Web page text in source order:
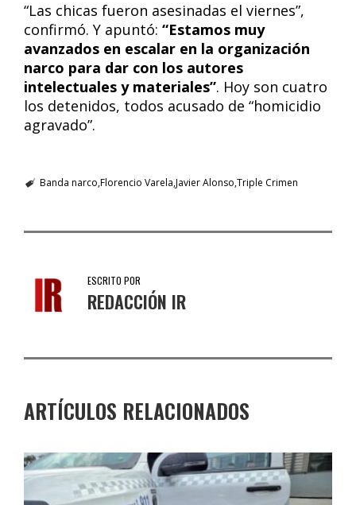
“Las chicas fueron asesinadas el viernes”,
confirmó. Y apuntó: “Estamos muy
avanzados en escalar en la organización
narco para dar con los autores
intelectuales y materiales”. Hoy son cuatro
los detenidos, todos acusado de “homicidio
agravado”.
Banda narco Florencio Varela Javier Alonso Triple Crimen
ESCRITO POR
REDACCIÓN IR
ARTÍCULOS RELACIONADOS